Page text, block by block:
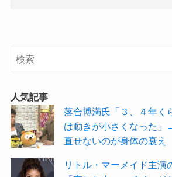
人気記事
落合博満氏「３、４年く
は動きが小さくなった
直せないのが身体の衰え
リトル・マーメイド主演